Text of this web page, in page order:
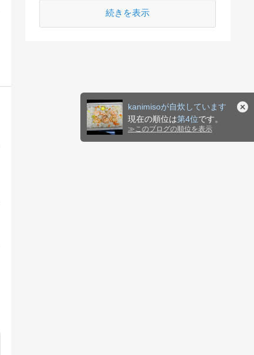
kanimisoが自炊しています
現在の順位は第4位です。
≫ このブログの順位を表示
続きを表示